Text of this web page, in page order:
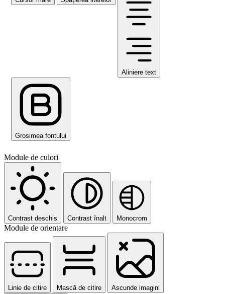
Aliniere text
Grosimea fontului
Module de culori
Contrast deschis Contrast înalt Monocrom
Module de orientare
Linie de citire Mască de citire Ascunde imagini